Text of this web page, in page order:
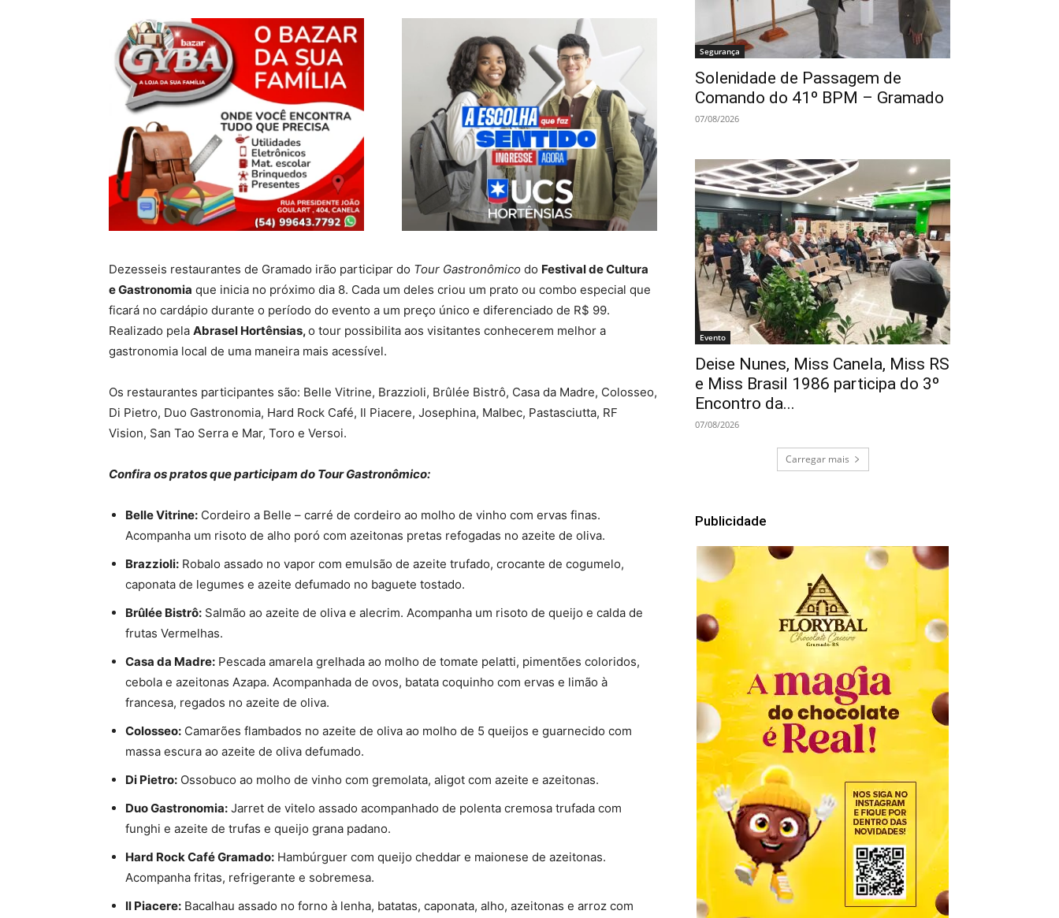
Dezesseis restaurantes de Gramado irão participar do Tour Gastronômico do Festival de Cultura
e Gastronomia que inicia no próximo dia 8. Cada um deles criou um prato ou combo especial que
ficará no cardápio durante o período do evento a um preço único e diferenciado de R$ 99.
Realizado pela Abrasel Hortênsias,o tour possibilita aos visitantes conhecerem melhor a
gastronomia local de uma maneira mais acessível.
Os restaurantes participantes são: Belle Vitrine, Brazzioli, Brûlée Bistrô, Casa da Madre, Colosseo,
Di Pietro, Duo Gastronomia, Hard Rock Café, Il Piacere, Josephina, Malbec, Pastasciutta, RF
Vision, San Tao Serra e Mar, Toro e Versoi.
Confira os pratos que participam do Tour Gastronômico:
Belle Vitrine: Cordeiro a Belle – carré de cordeiro ao molho de vinho com ervas finas.
Acompanha um risoto de alho poró com azeitonas pretas refogadas no azeite de oliva.
Brazzioli: Robalo assado no vapor com emulsão de azeite trufado, crocante de cogumelo,
caponata de legumes e azeite defumado no baguete tostado.
Brûlée Bistrô: Salmão ao azeite de oliva e alecrim. Acompanha um risoto de queijo e calda de
frutas Vermelhas.
Casa da Madre: Pescada amarela grelhada ao molho de tomate pelatti, pimentões coloridos,
cebola e azeitonas Azapa. Acompanhada de ovos, batata coquinho com ervas e limão à
francesa, regados no azeite de oliva.
Colosseo: Camarões flambados no azeite de oliva ao molho de 5 queijos e guarnecido com
massa escura ao azeite de oliva defumado.
Di Pietro: Ossobuco ao molho de vinho com gremolata, aligot com azeite e azeitonas.
Duo Gastronomia: Jarret de vitelo assado acompanhado de polenta cremosa trufada com
funghi e azeite de trufas e queijo grana padano.
Hard Rock Café Gramado: Hambúrguer com queijo cheddar e maionese de azeitonas.
Acompanha fritas, refrigerante e sobremesa.
Il Piacere: Bacalhau assado no forno à lenha, batatas, caponata, alho, azeitonas e arroz com
Segurança
Solenidade de Passagem de
Comando do 41º BPM – Gramado
07/08/2026
Evento
Deise Nunes, Miss Canela, Miss RS
e Miss Brasil 1986 participa do 3º
Encontro da...
07/08/2026
Carregar mais
Publicidade